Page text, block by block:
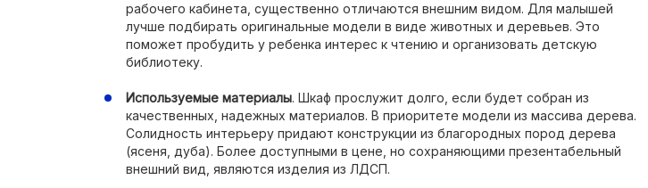
рабочего кабинета, существенно отличаются внешним видом. Для малышей
лучше подбирать оригинальные модели в виде животных и деревьев. Это
поможет пробудить у ребенка интерес к чтению и организовать детскую
библиотеку.
Используемые материалы. Шкаф прослужит долго, если будет собран из
качественных, надежных материалов. В приоритете модели из массива дерева.
Солидность интерьеру придают конструкции из благородных пород дерева
(ясеня, дуба). Более доступными в цене, но сохраняющими презентабельный
внешний вид, являются изделия из ЛДСП.